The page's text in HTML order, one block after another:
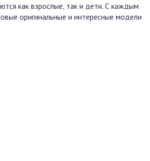
как взрослые, так и дети. С каждым
оригинальные и интересные модели